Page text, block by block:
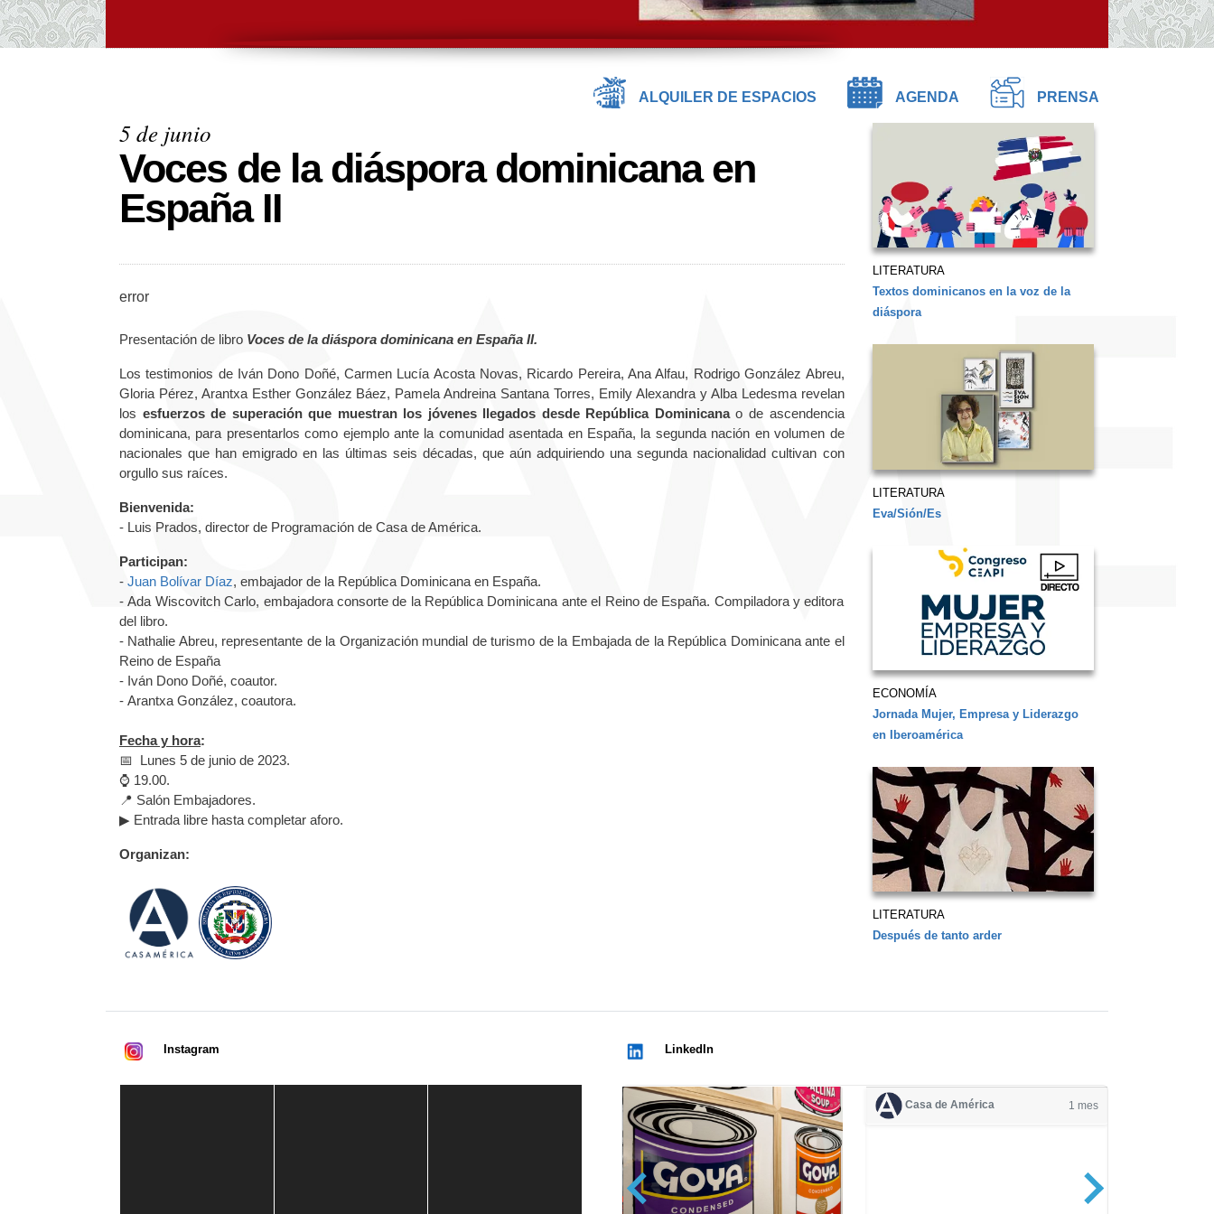
ALQUILER DE ESPACIOS AGENDA PRENSA
5 de junio
Voces de la diáspora dominicana en
España II
error
Presentación de libro Voces de la diáspora dominicana en España II.
Los testimonios de Iván Dono Doñé, Carmen Lucía Acosta Novas, Ricardo Pereira, Ana Alfau, Rodrigo González Abreu,
Gloria Pérez, Arantxa Esther González Báez, Pamela Andreina Santana Torres, Emily Alexandra y Alba Ledesma revelan
los esfuerzos de superación que muestran los jóvenes llegados desde República Dominicanao de ascendencia
dominicana, para presentarlos como ejemplo ante la comunidad asentada en España, la segunda nación en volumen de
nacionales que han emigrado en las últimas seis décadas, que aún adquiriendo una segunda nacionalidad cultivan con
orgullo sus raíces.
Bienvenida:
- Luis Prados, director de Programación de Casa de América.
Participan:
- Juan Bolívar Díaz, embajador de la República Dominicana en España.
- Ada Wiscovitch Carlo, embajadora consorte de la República Dominicana ante el Reino de España. Compiladora y editora
del libro.
- Nathalie Abreu, representante de la Organización mundial de turismo de la Embajada de la República Dominicana ante el
Reino de España
- Iván Dono Doñé, coautor.
- Arantxa González, coautora.
Fecha y hora:
📅 Lunes 5 de junio de 2023.
⌚ 19.00.
📍 Salón Embajadores.
▶ Entrada libre hasta completar aforo.
Organizan:
LITERATURA
Textos dominicanos en la voz de la
diáspora
LITERATURA
Eva/Sión/Es
ECONOMÍA
Jornada Mujer, Empresa y Liderazgo
en Iberoamérica
LITERATURA
Después de tanto arder
Instagram LinkedIn
Casa de América 1 mes